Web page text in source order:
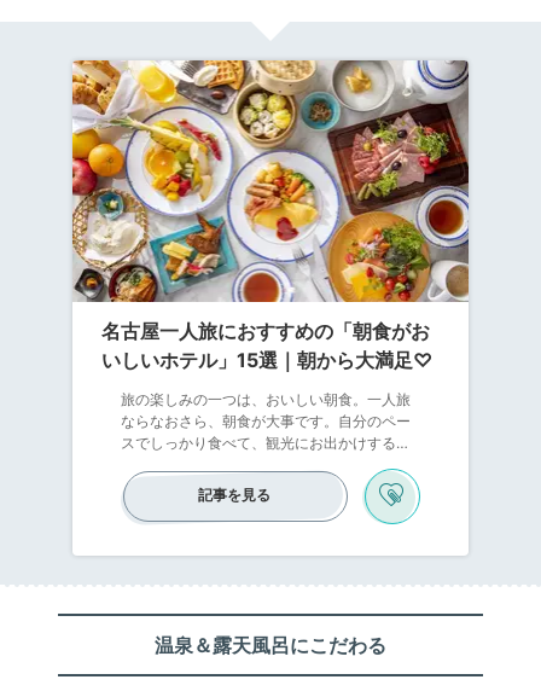
名古屋一人旅におすすめの「朝食がお
いしいホテル」15選｜朝から大満足♡
旅の楽しみの一つは、おいしい朝食。一人旅
ならなおさら、朝食が大事です。自分のペー
スでしっかり食べて、観光にお出かけする元
がおいしいホテルがたくさん揃っています
よ。その中から、たっぷり朝食を食べられて
女子一人旅におすすめのホテルを予算別でピ
喫しましょう！
記事を見る
温泉＆露天風呂にこだわる